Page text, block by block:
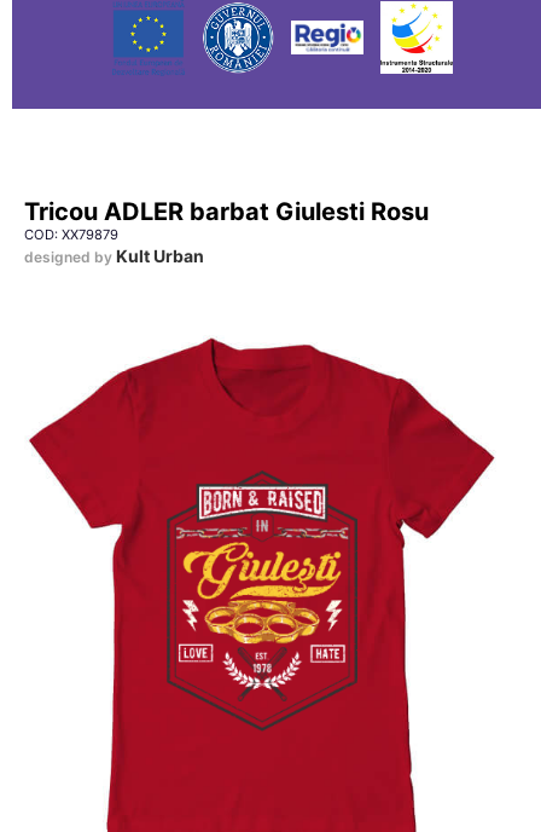
Tricou ADLER barbat Giulesti Rosu
COD: XX79879
designed by Kult Urban